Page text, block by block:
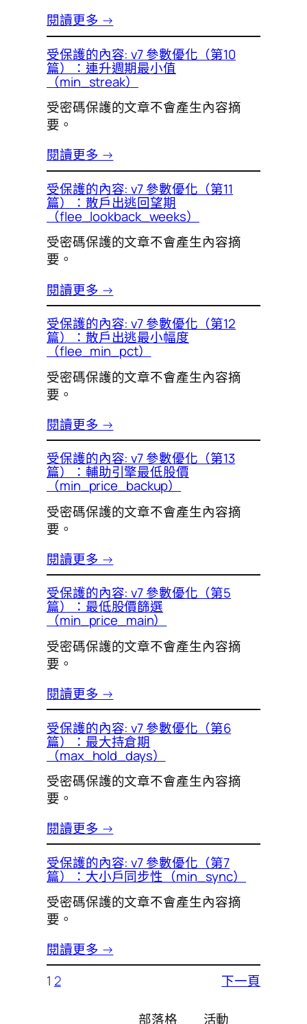
閱讀更多 →
受保護的內容: v7 參數優化（第10
篇）：連升週期最小值
（min_streak）
受密碼保護的文章不會產生內容摘
要。
閱讀更多 →
受保護的內容: v7 參數優化（第11
篇）：散戶出逃回望期
（flee_lookback_weeks）
受密碼保護的文章不會產生內容摘
要。
閱讀更多 →
受保護的內容: v7 參數優化（第12
篇）：散戶出逃最小幅度
（flee_min_pct）
受密碼保護的文章不會產生內容摘
要。
閱讀更多 →
受保護的內容: v7 參數優化（第13
篇）：輔助引擎最低股價
（min_price_backup）
受密碼保護的文章不會產生內容摘
要。
閱讀更多 →
受保護的內容: v7 參數優化（第5
篇）：最低股價篩選
（min_price_main）
受密碼保護的文章不會產生內容摘
要。
閱讀更多 →
受保護的內容: v7 參數優化（第6
篇）：最大持倉期
（max_hold_days）
受密碼保護的文章不會產生內容摘
要。
閱讀更多 →
受保護的內容: v7 參數優化（第7
篇）：大小戶同步性（min_sync）
受密碼保護的文章不會產生內容摘
要。
閱讀更多 →
1 2 下一頁
部落格 活動